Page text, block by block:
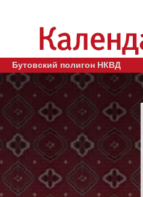
Бутовский полигон НКВД